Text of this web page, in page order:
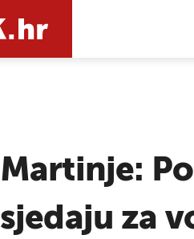
Martinje:
sjedaju za